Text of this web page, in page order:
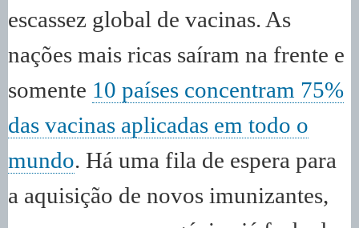
escassez global de vacinas. As
nações mais ricas saíram na frente e
somente 10 países concentram 75%
das vacinas aplicadas em todo o
mundo. Há uma fila de espera para
a aquisição de novos imunizantes,